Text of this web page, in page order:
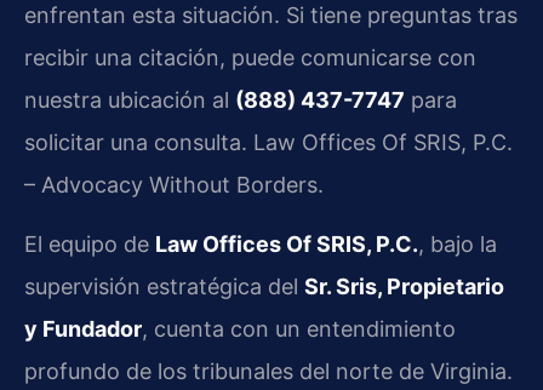
enfrentan esta situación. Si tiene preguntas tras
recibir una citación, puede comunicarse con
nuestra ubicación al (888) 437-7747 para
solicitar una consulta. Law Offices Of SRIS, P.C.
– Advocacy Without Borders.
El equipo de Law Offices Of SRIS, P.C., bajo la
supervisión estratégica del Sr. Sris, Propietario
y Fundador, cuenta con un entendimiento
profundo de los tribunales del norte de Virginia.